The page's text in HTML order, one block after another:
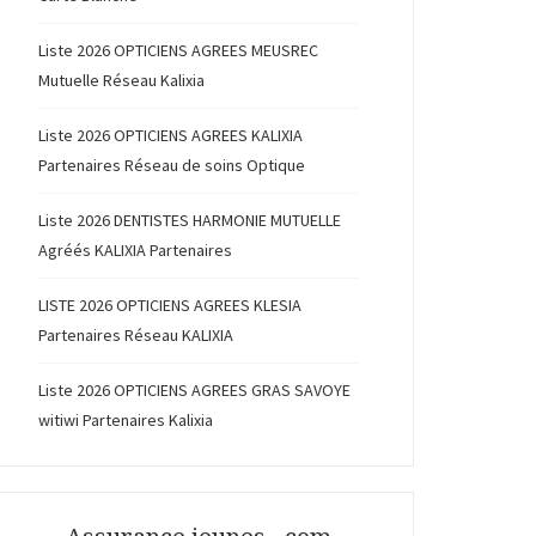
Liste 2026 OPTICIENS AGREES MEUSREC
Mutuelle Réseau Kalixia
Liste 2026 OPTICIENS AGREES KALIXIA
Partenaires Réseau de soins Optique
Liste 2026 DENTISTES HARMONIE MUTUELLE
Agréés KALIXIA Partenaires
LISTE 2026 OPTICIENS AGREES KLESIA
Partenaires Réseau KALIXIA
Liste 2026 OPTICIENS AGREES GRAS SAVOYE
witiwi Partenaires Kalixia